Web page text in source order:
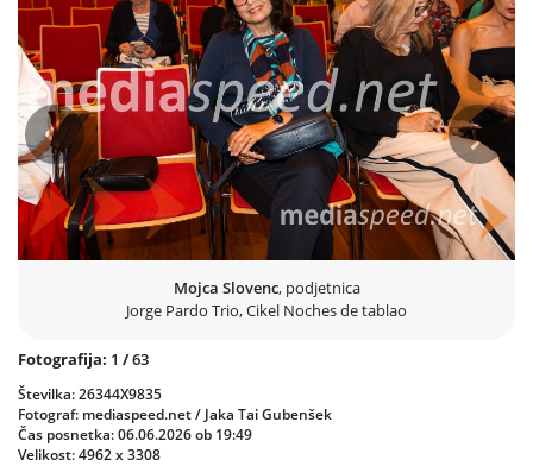
V Ljubljani se je Pardo predstavil s svojim dinamičnim triom
»asov«, v katerem sta blestela sloviti špansko-nemški kitarist Melón
Jiménez ter vsestranska umetnica Sabrina Romero, ki je s svojim
plesom, vokalom in tolkali popolnoma utelesila interdisciplinarno
in žanrsko presečno vizijo samega cikla. Skozi spoštljivo, a hkrati
svobodno in sodobno interpretacijo tradicionalnih ritmov, kot so
soleá, seguiriya, tango, taranto in bulería, je zasedba občinstvu
pričarala avtentično in brezkompromisno flamenko izkušnjo brez
klišejev, ki je presegla zgolj individualni izraz in se prelevila v
močno kolektivno doživetje.
Mojca Slovenc, podjetnica
Jorge Pardo Trio, Cikel Noches de tablao
Prejšnja
Fotografija: 1 /63
Številka: 26344X9835
Fotograf: mediaspeed.net / Jaka Tai Gubenšek
Čas posnetka: 06.06.2026 ob 19:49
Velikost: 4962 x 3308